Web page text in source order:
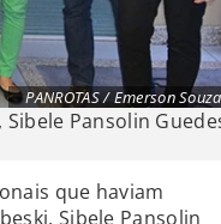
PANROTAS / Emerson Souza
Pansolin
que haviam
Sibele Pansolin